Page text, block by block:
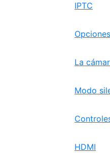
IPTC
La
Modo
HDMI